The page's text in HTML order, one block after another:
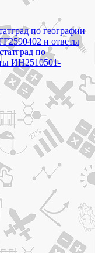
по географии
и ответы
по
ИН2510501-